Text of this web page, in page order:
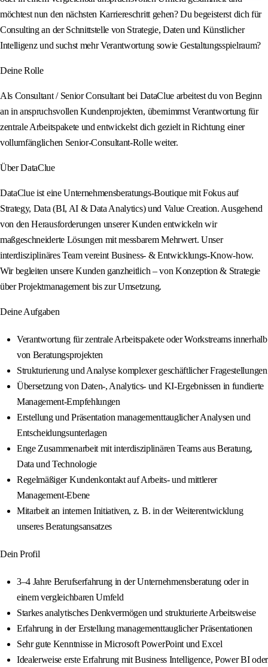
möchtest nun den nächsten Karriereschritt gehen? Du begeisterst dich für
Consulting an der Schnittstelle von Strategie, Daten und Künstlicher
Intelligenz und suchst mehr Verantwortung sowie Gestaltungsspielraum?
Deine Rolle
Als Consultant / Senior Consultant bei DataClue arbeitest du von Beginn
an in anspruchsvollen Kundenprojekten, übernimmst Verantwortung für
zentrale Arbeitspakete und entwickelst dich gezielt in Richtung einer
vollumfänglichen Senior‑Consultant‑Rolle weiter.
Über DataClue
DataClue ist eine Unternehmensberatungs‑Boutique mit Fokus auf
Strategy, Data (BI, AI & Data Analytics) und Value Creation. Ausgehend
von den Herausforderungen unserer Kunden entwickeln wir
maßgeschneiderte Lösungen mit messbarem Mehrwert. Unser
interdisziplinäres Team vereint Business‑ & Entwicklungs‑Know‑how.
Wir begleiten unsere Kunden ganzheitlich – von Konzeption & Strategie
über Projektmanagement bis zur Umsetzung.
Deine Aufgaben
Verantwortung für zentrale Arbeitspakete oder Workstreams innerhalb
von Beratungsprojekten
Strukturierung und Analyse komplexer geschäftlicher Fragestellungen
Übersetzung von Daten-, Analytics- und KI-Ergebnissen in fundierte
Management‑Empfehlungen
Erstellung und Präsentation managementtauglicher Analysen und
Entscheidungsunterlagen
Enge Zusammenarbeit mit interdisziplinären Teams aus Beratung,
Data und Technologie
Regelmäßiger Kundenkontakt auf Arbeits- und mittlerer
Management‑Ebene
Mitarbeit an internen Initiativen, z. B. in der Weiterentwicklung
unseres Beratungsansatzes
Dein Profil
3–4 Jahre Berufserfahrung in der Unternehmensberatung oder in
einem vergleichbaren Umfeld
Starkes analytisches Denkvermögen und strukturierte Arbeitsweise
Erfahrung in der Erstellung managementtauglicher Präsentationen
Sehr gute Kenntnisse in Microsoft PowerPoint und Excel
Idealerweise erste Erfahrung mit Business Intelligence, Power BI oder